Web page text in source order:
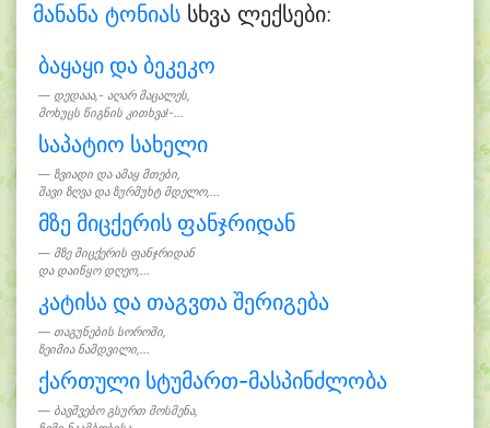
მანანა ტონიას სხვა ლექსები:
ბაყაყი და ბეკეკო
დედააა,- აღარ მაცალეს,
მოხუცს წიგნის კითხვა!-...
საპატიო სახელი
ზვიადი და ამაყ მთები,
შავი ზღვა და ზურმუხტ მდელო,...
მზე მიცქერის ფანჯრიდან
მზე მიცქერის ფანჯრიდან
და დაიწყო დღეო,...
კატისა და თაგვთა შერიგება
თაგუნების სოროში,
ზეიმია ნამდვილი,...
ქართული სტუმართ-მასპინძლობა
ბავშვებო გსურთ მოსმენა,